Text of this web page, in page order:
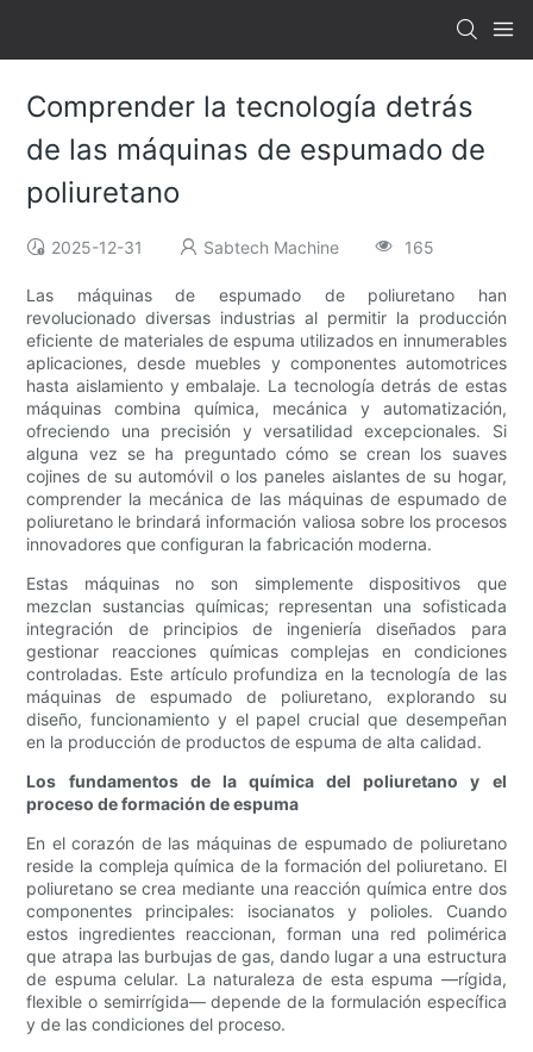
Comprender la tecnología detrás
de las máquinas de espumado de
poliuretano
2025-12-31 Sabtech Machine 165
Las máquinas de espumado de poliuretano han
revolucionado diversas industrias al permitir la producción
eficiente de materiales de espuma utilizados en innumerables
aplicaciones, desde muebles y componentes automotrices
hasta aislamiento y embalaje. La tecnología detrás de estas
máquinas combina química, mecánica y automatización,
ofreciendo una precisión y versatilidad excepcionales. Si
alguna vez se ha preguntado cómo se crean los suaves
cojines de su automóvil o los paneles aislantes de su hogar,
comprender la mecánica de las máquinas de espumado de
poliuretano le brindará información valiosa sobre los procesos
innovadores que configuran la fabricación moderna.
Estas máquinas no son simplemente dispositivos que
mezclan sustancias químicas; representan una sofisticada
integración de principios de ingeniería diseñados para
gestionar reacciones químicas complejas en condiciones
controladas. Este artículo profundiza en la tecnología de las
máquinas de espumado de poliuretano, explorando su
diseño, funcionamiento y el papel crucial que desempeñan
en la producción de productos de espuma de alta calidad.
Los fundamentos de la química del poliuretano y el
proceso de formación de espuma
En el corazón de las máquinas de espumado de poliuretano
reside la compleja química de la formación del poliuretano. El
poliuretano se crea mediante una reacción química entre dos
componentes principales: isocianatos y polioles. Cuando
estos ingredientes reaccionan, forman una red polimérica
que atrapa las burbujas de gas, dando lugar a una estructura
de espuma celular. La naturaleza de esta espuma —rígida,
flexible o semirrígida— depende de la formulación específica
y de las condiciones del proceso.